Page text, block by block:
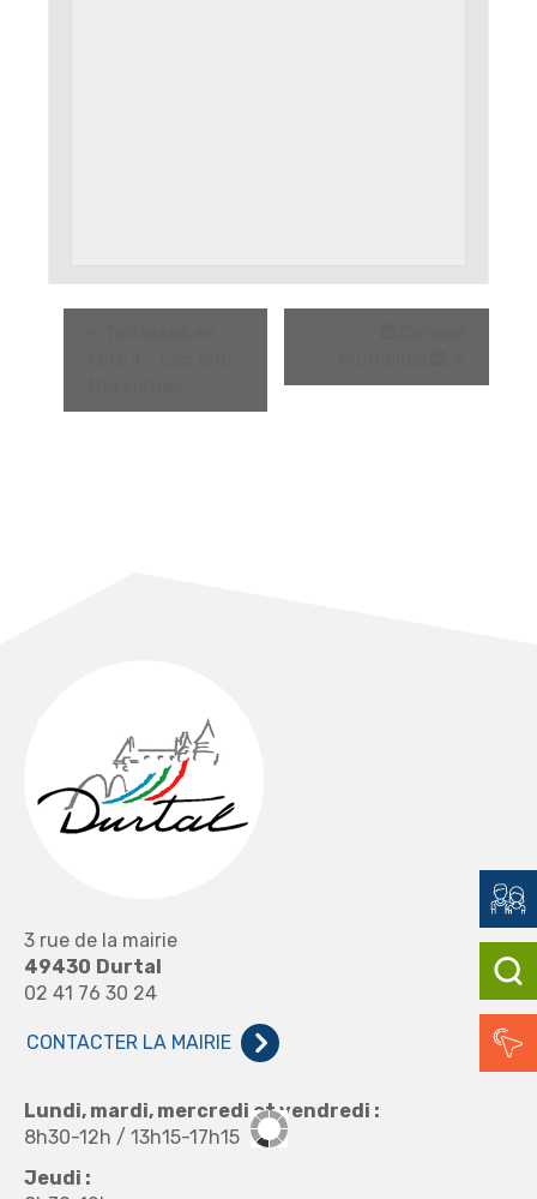
3 rue de la mairie
49430 Durtal
02 41 76 30 24
CONTACTER LA MAIRIE
Lundi, mardi, mercredi et vendredi :
8h30-12h / 13h15-17h15
Jeudi :